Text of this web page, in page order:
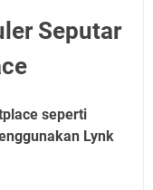
Seputar
seperti
Lynk